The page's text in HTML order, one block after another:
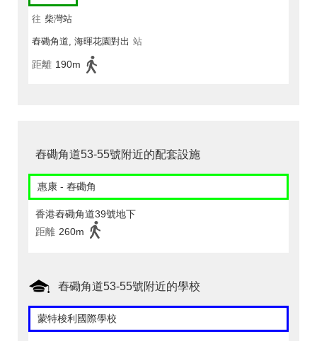
往 柴灣站
舂磡角道, 海暉花園對出 站
距離 190m
舂磡角道53-55號附近的配套設施
惠康 - 舂磡角
香港舂磡角道39號地下
距離 260m
舂磡角道53-55號附近的學校
蒙特梭利國際學校